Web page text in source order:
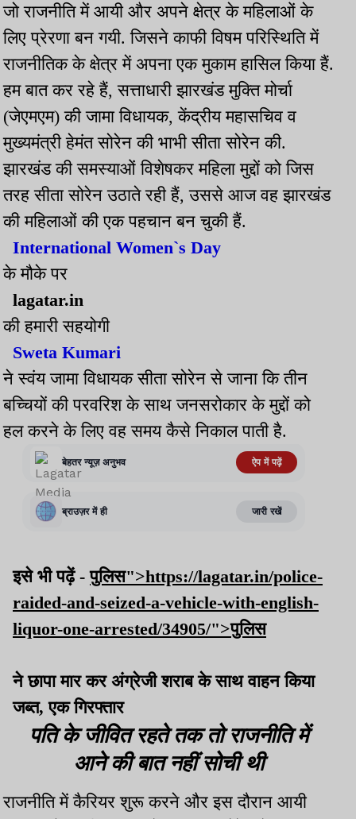
जो राजनीति में आयी और अपने क्षेत्र के महिलाओं के
लिए प्रेरणा बन गयी. जिसने काफी विषम परिस्थिति में
राजनीतिक के क्षेत्र में अपना एक मुकाम हासिल किया हैं.
हम बात कर रहे हैं, सत्ताधारी झारखंड मुक्ति मोर्चा
(जेएमएम) की जामा विधायक, केंद्रीय महासचिव व
मुख्यमंत्री हेमंत सोरेन की भाभी सीता सोरेन की.
झारखंड की समस्याओं विशेषकर महिला मुद्दों को जिस
तरह सीता सोरेन उठाते रही हैं, उससे आज वह झारखंड
की महिलाओं की एक पहचान बन चुकी हैं.
International Women`s Day
के मौके पर
lagatar.in
की हमारी सहयोगी
Sweta Kumari
ने स्वंय जामा विधायक सीता सोरेन से जाना कि तीन
बच्चियों की परवरिश के साथ जनसरोकार के मुद्दों को
हल करने के लिए वह समय कैसे निकाल पाती है.
इसे भी पढ़ें -पुलिस">https://lagatar.in/police-
raided-and-seized-a-vehicle-with-english-
liquor-one-arrested/34905/">पुलिस
ने छापा मार कर अंग्रेजी शराब के साथ वाहन किया
जब्त, एक गिरफ्तार
पति के जीवित रहते तक तो राजनीति में
आने की बात नहीं सोची थी
राजनीति में कैरियर शुरू करने और इस दौरान आयी